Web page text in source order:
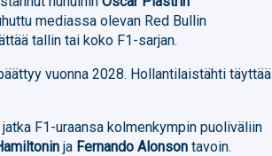
mediassa olevan Red Bullin
tallin tai koko F1-sarjan.
vuonna 2028. Hollantilaistähti täyttää
F1-uraansa kolmenkympin puoliväliin
ja Fernando Alonson tavoin.